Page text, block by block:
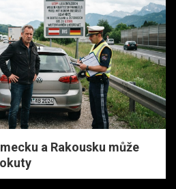
a Rakousku může